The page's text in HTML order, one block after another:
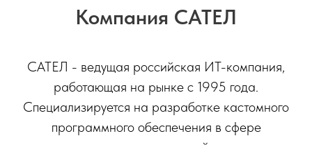
Компания САТЕЛ
САТЕЛ - ведущая российская ИТ-компания,
работающая на рынке с 1995 года.
Специализируется на разработке кастомного
программного обеспечения в сфере